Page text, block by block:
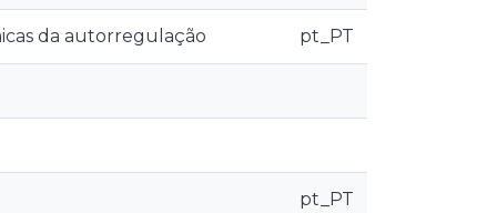
da autorregulação pt_PT
pt_PT